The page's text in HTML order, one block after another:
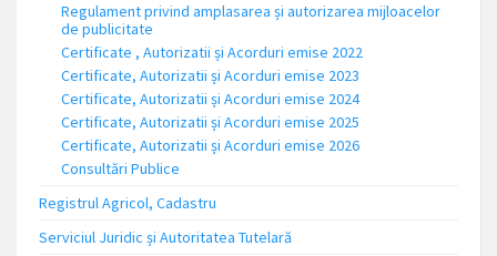
Regulament privind amplasarea și autorizarea mijloacelor
de publicitate
Certificate , Autorizatii și Acorduri emise 2022
Certificate, Autorizatii și Acorduri emise 2023
Certificate, Autorizatii și Acorduri emise 2024
Certificate, Autorizatii și Acorduri emise 2025
Certificate, Autorizatii și Acorduri emise 2026
Consultări Publice
Registrul Agricol, Cadastru
Serviciul Juridic și Autoritatea Tutelară